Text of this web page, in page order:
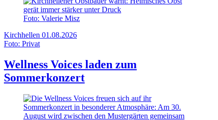
Foto: Valerie Misz
Kirchhellen 01.08.2026
Foto: Privat
Wellness Voices laden zum
Sommerkonzert